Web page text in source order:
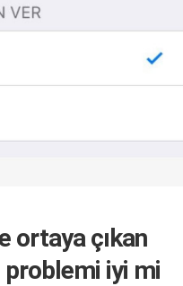
ortaya çıkan
iyi mi